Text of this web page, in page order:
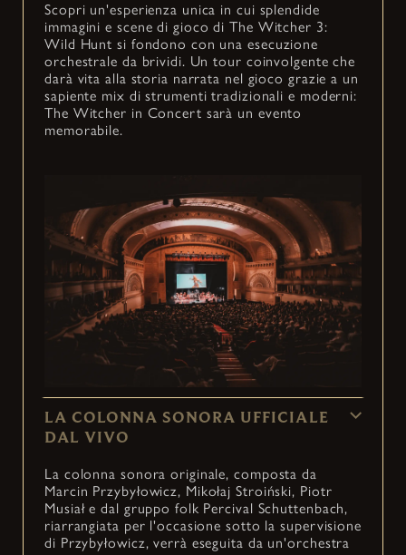
Scopri un'esperienza unica in cui splendide
immagini e scene di gioco di The Witcher 3:
Wild Hunt si fondono con una esecuzione
orchestrale da brividi. Un tour coinvolgente che
darà vita alla storia narrata nel gioco grazie a un
sapiente mix di strumenti tradizionali e moderni:
The Witcher in Concert sarà un evento
memorabile.
LA COLONNA SONORA UFFICIALE
DAL VIVO
La colonna sonora originale, composta da
Marcin Przybyłowicz, Mikołaj Stroiński, Piotr
Musiał e dal gruppo folk Percival Schuttenbach,
riarrangiata per l'occasione sotto la supervisione
di Przybyłowicz, verrà eseguita da un'orchestra